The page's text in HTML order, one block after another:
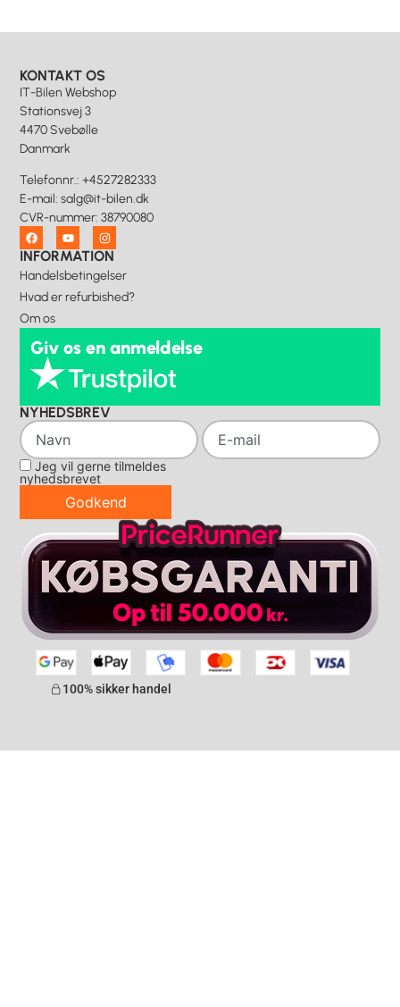
KONTAKT OS
IT-Bilen Webshop
Stationsvej 3
4470 Svebølle
Danmark
Telefonnr.: +4527282333
E-mail:salg@it-bilen.dk
CVR-nummer: 38790080
INFORMATION
Handelsbetingelser
Hvad er refurbished?
Om os
Giv os en anmeldelse
NYHEDSBREV
Jeg vil gerne tilmeldes
nyhedsbrevet
Godkend
100% sikker handel